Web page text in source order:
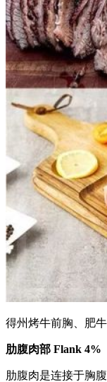
得州烤牛前胸、肥
肋腹肉部 Flank 4%
肋腹肉是连接于胸